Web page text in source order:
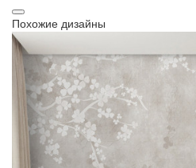
Похожие дизайны